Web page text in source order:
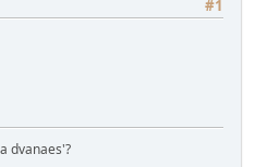
#1
dvanaes'?